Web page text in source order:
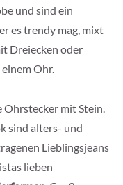
und sind ein
es trendy mag, mixt
Dreiecken oder
einem Ohr.
Ohrstecker mit Stein.
sind alters- und
Lieblingsjeans
lieben